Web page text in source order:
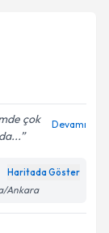
çok
Devamı
Haritada Göster
Ankara